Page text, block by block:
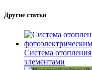
Другие статьи
Система
элементами